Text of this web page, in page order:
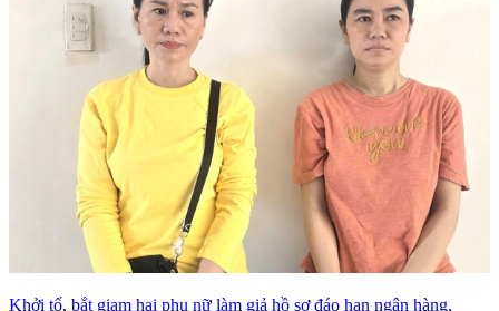
Khởi tố, bắt giam hai phụ nữ làm giả hồ sơ đáo hạn ngân hàng,